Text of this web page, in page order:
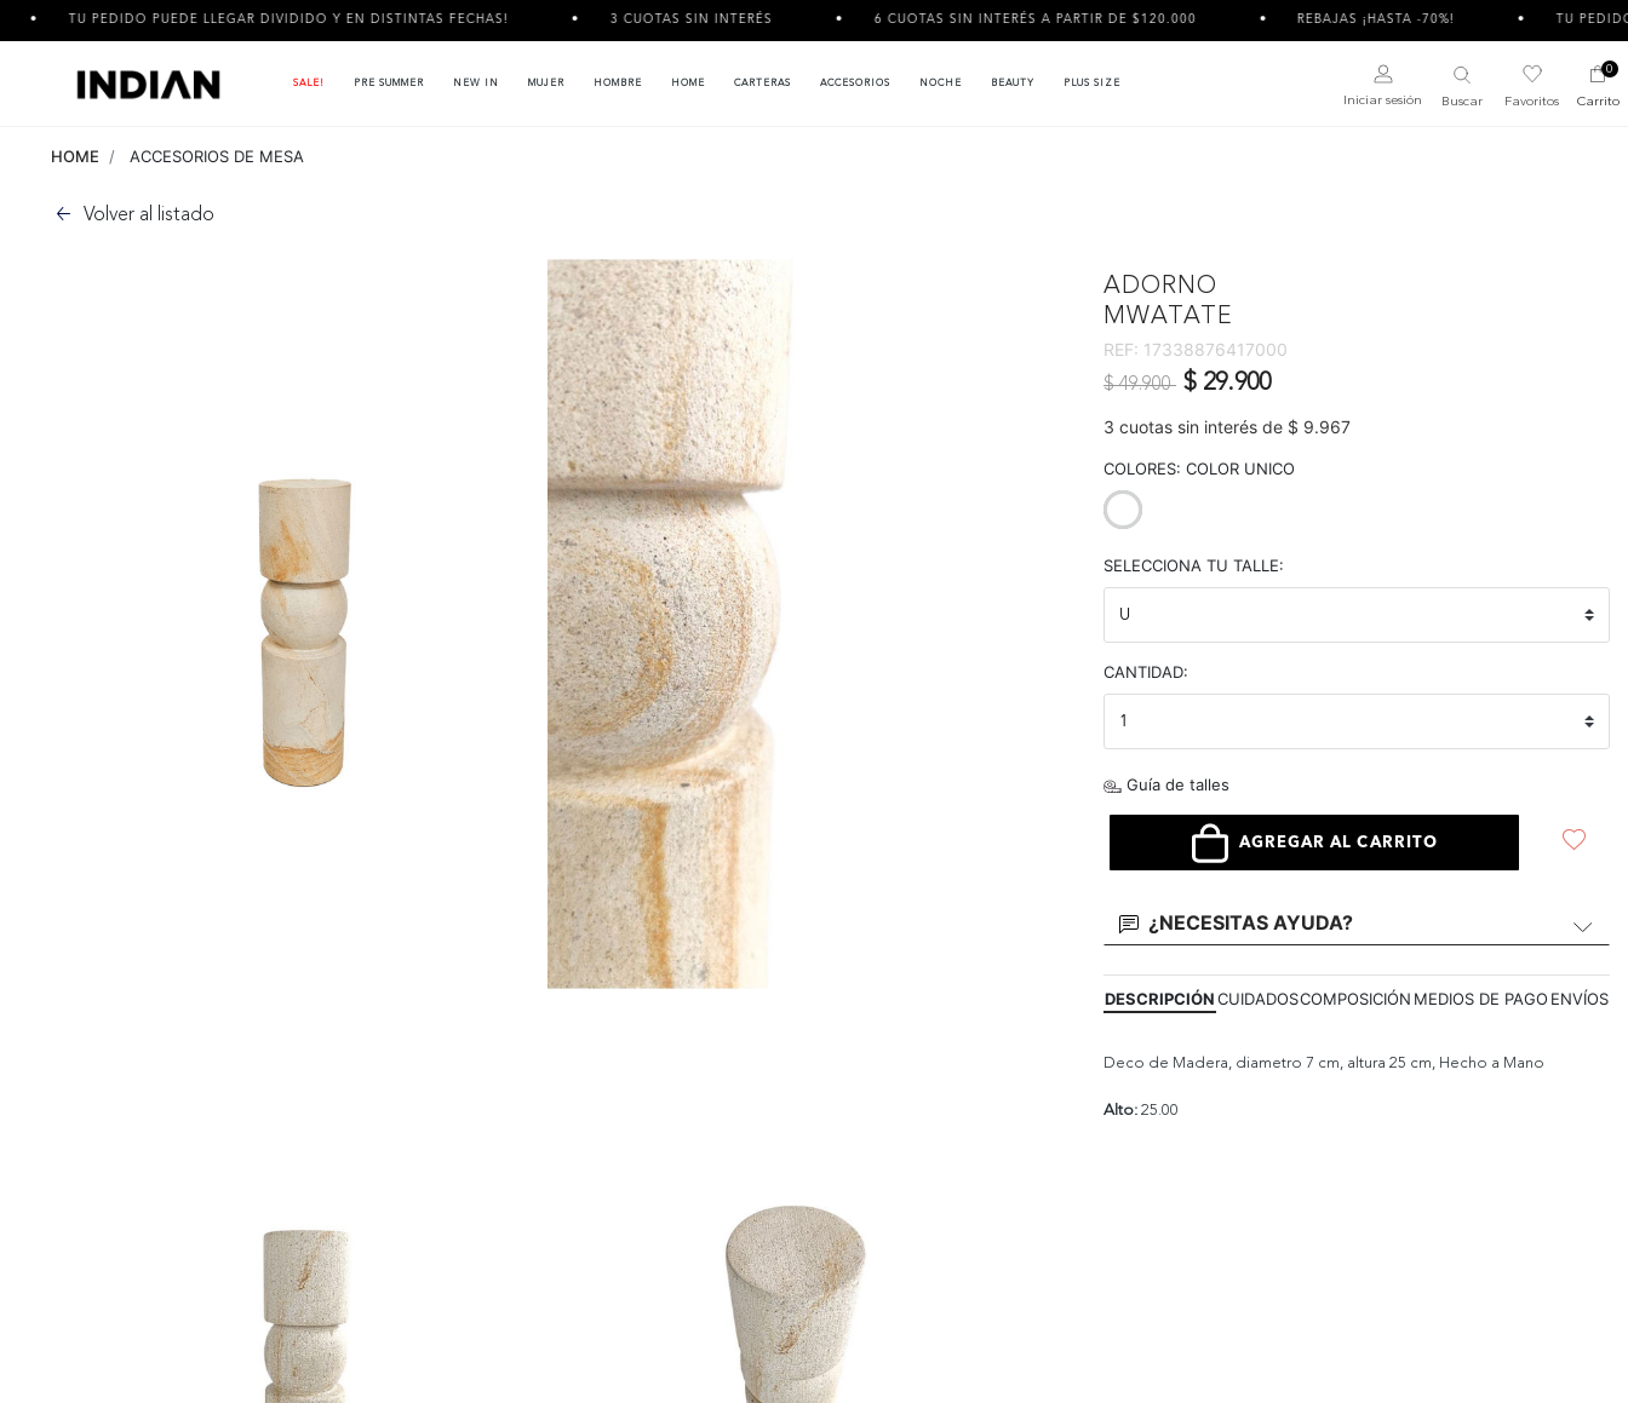
PUEDE LLEGAR DIVIDIDO Y EN DISTINTAS FECHAS! 3 CUOTAS SIN INTERÉS 6 CUOTAS SIN INTERÉS A PARTIR DE $120.000 REBAJAS ¡HASTA -70%! TU PEDIDO PUEDE
SALE! PRE SUMMER NEW IN MUJER HOMBRE HOME CARTERAS ACCESORIOS NOCHE BEAUTY PLUS SIZE
Iniciar sesión Buscar Favoritos
0
Carrito
HOME ACCESORIOS DE MESA
Volver al listado
ADORNO
MWATATE
REF: 17338876417000
Precio reducido de
$ 49.900 a$ 29.900
3 cuotas sin interés de $ 9.967
COLORES: COLOR UNICO
SELECCIONA TU TALLE:
CANTIDAD:
Guía de talles
AGREGAR AL CARRITO
¿NECESITAS AYUDA?
DESCRIPCIÓNCUIDADOSCOMPOSICIÓN MEDIOS DE PAGO ENVÍOS
Deco de Madera, diametro 7 cm, altura 25 cm, Hecho a Mano
Alto: 25.00